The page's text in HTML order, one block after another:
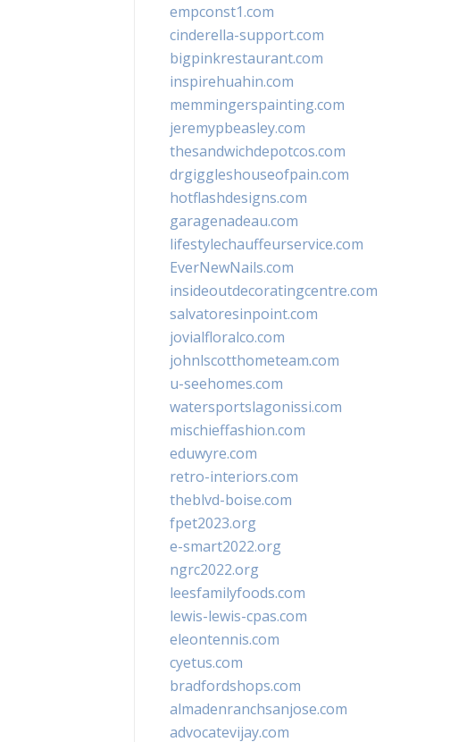
empconst1.com
cinderella-support.com
bigpinkrestaurant.com
inspirehuahin.com
memmingerspainting.com
jeremypbeasley.com
thesandwichdepotcos.com
drgiggleshouseofpain.com
hotflashdesigns.com
garagenadeau.com
lifestylechauffeurservice.com
EverNewNails.com
insideoutdecoratingcentre.com
salvatoresinpoint.com
jovialfloralco.com
johnlscotthometeam.com
u-seehomes.com
watersportslagonissi.com
mischieffashion.com
eduwyre.com
retro-interiors.com
theblvd-boise.com
fpet2023.org
e-smart2022.org
ngrc2022.org
leesfamilyfoods.com
lewis-lewis-cpas.com
eleontennis.com
cyetus.com
bradfordshops.com
almadenranchsanjose.com
advocatevijay.com